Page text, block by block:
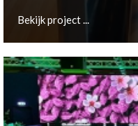
Bekijk project ...